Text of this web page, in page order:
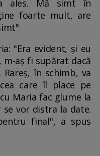
ales. Mă simt în
foarte mult, are
"Era evident, și eu
m-aș fi supărat dacă
în schimb, va
care îl place pe
Maria fac glume la
se vor distra la date.
final", a spus